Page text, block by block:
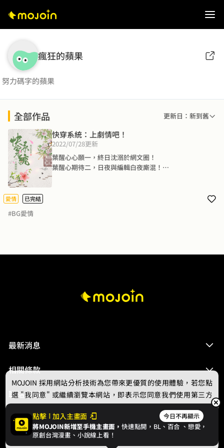
瘋狂的蘋果
努力碼字的蘋果
全部作品 更新日：新到舊
快穿系統：上劇情吧！
2022/07/28更新
葉醒心心願一，終日沈溺於網文圈！
葉醒心期待二，日夜與編輯白夜廝混！
愛情 已完結
#BG愛情
最新消息
相關條款
聯絡我們
© 2024 gamania Digital Entertainment Co., Ltd.
點擊 加入主畫面 今日不再顯示
將MOJOIN新增至手機主畫面，快速點開，BL、 百合 、戀愛，
原創台灣漫畫、小說線上看！
MOJOIN 採用網站分析技術為您帶來更優質的使用體驗，若您點
選 "我同意" 或繼續瀏覽本網站，即表示您同意我們使用第三方
Cookie，欲瞭解更多資訊請見隱私權政策。
我同意